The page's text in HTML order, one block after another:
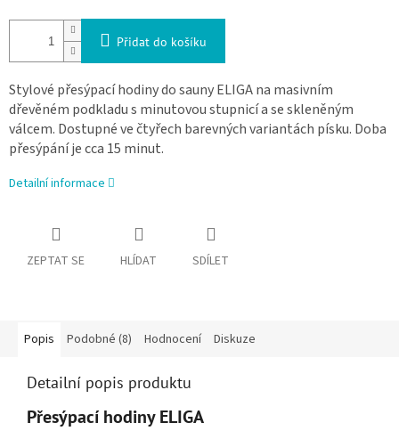
Přidat do košíku
Stylové přesýpací hodiny do sauny ELIGA na masivním
dřevěném podkladu s minutovou stupnicí a se skleněným
válcem. Dostupné ve čtyřech barevných variantách písku. Doba
přesýpání je cca 15 minut.
Detailní informace
ZEPTAT SE HLÍDAT SDÍLET
Popis Podobné (8) Hodnocení Diskuze
Detailní popis produktu
Přesýpací hodiny ELIGA